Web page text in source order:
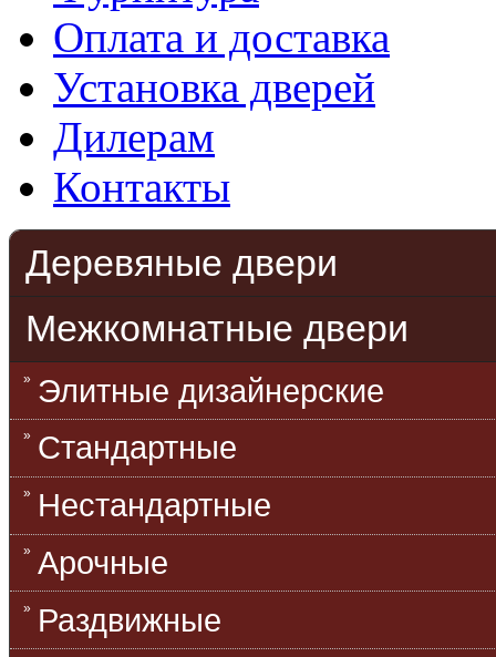
Оплата и доставка
Установка дверей
Дилерам
Контакты
Деревяные двери
Межкомнатные двери
Элитные дизайнерские
Стандартные
Нестандартные
Арочные
Раздвижные